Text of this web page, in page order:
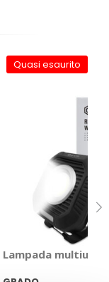
Quasi esaurito
Lampada multiuso